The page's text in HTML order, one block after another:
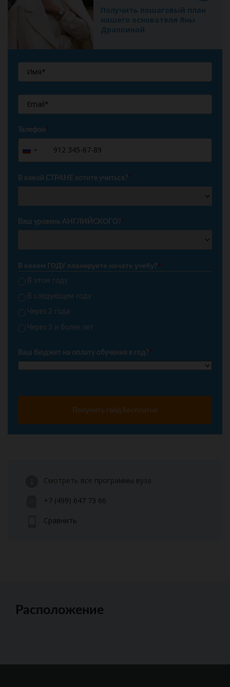
Получить пошаговый план
нашего основателя Яны
Драпкиной
Телефон*
Russia
+7
В какой СТРАНЕ хотите учиться?*
Ваш уровень АНГЛИЙСКОГО?*
В каком ГОДУ планируете начать учебу?*
В этом году
В следующем году
Через 2 года
Через 3 и более лет
Ваш бюджет на оплату обучения в год?*
Получить гайд бесплатно
Смотреть все программы вуза
+7 (499) 647 73 66
Сравнить
Расположение